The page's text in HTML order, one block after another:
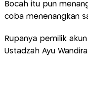
Bocah itu pun
coba menenangkan
Rupanya pemilik
Ustadzah Ayu Wandira.